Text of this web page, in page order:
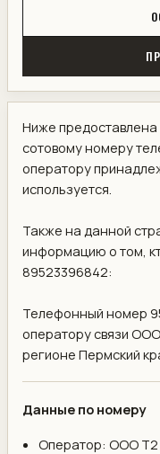
Ниже
сотовому номеру
оператору
используется.
Также на данной
информацию о том,
89523396842:
Телефонный номер
оператору связи
регионе Пермский
Данные по номеру
Оператор: ООО